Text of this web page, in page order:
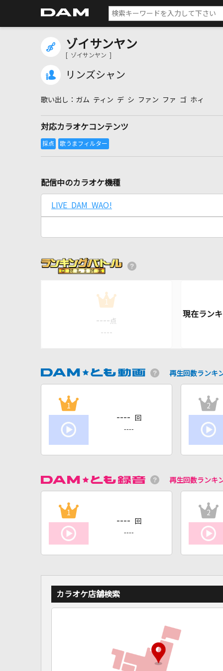
ゾイサンヤン
[ ゾイサンヤン ]
リンズシャン
ガム ティン デ シ ファン ファ ゴ ホィ
対応カラオケコンテンツ
配信中のカラオケ機種
LIVE DAM WAO!
1
---- 点
----
再生回数ランキ
1
---- 回
----
2
再生回数ランキ
1
---- 回
----
2
カラオケ店舗検索